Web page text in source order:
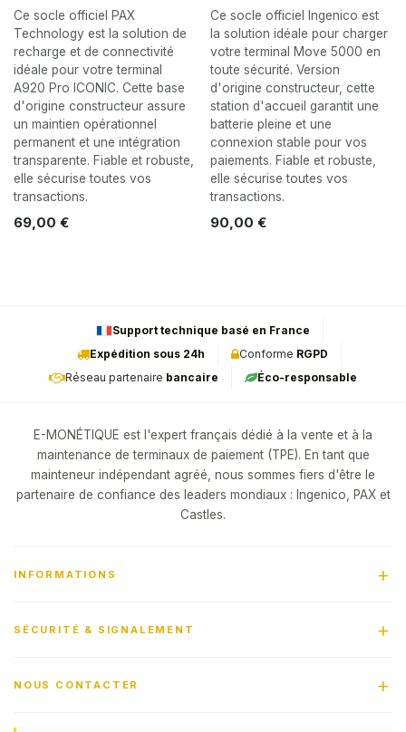
Ce socle officiel PAX
Technology est la solution de
recharge et de connectivité
idéale pour votre terminal
A920 Pro ICONIC. Cette base
d'origine constructeur assure
un maintien opérationnel
permanent et une intégration
transparente. Fiable et robuste,
elle sécurise toutes vos
transactions.
69,00 €
Ce socle officiel Ingenico est
la solution idéale pour charger
votre terminal Move 5000 en
toute sécurité. Version
d'origine constructeur, cette
station d'accueil garantit une
batterie pleine et une
connexion stable pour vos
paiements. Fiable et robuste,
elle sécurise toutes vos
transactions.
90,00 €
Support technique basé en France
Expédition sous 24h
Conforme RGPD
Réseau partenaire bancaire Éco-responsable
E-MONÉTIQUE est l'expert français dédié à la vente et à la
maintenance de terminaux de paiement (TPE). En tant que
mainteneur indépendant agréé, nous sommes fiers d'être le
partenaire de confiance des leaders mondiaux : Ingenico, PAX et
Castles.
INFORMATIONS
SÉCURITÉ & SIGNALEMENT
NOUS CONTACTER